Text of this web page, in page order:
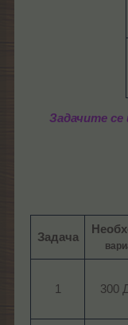
Задачите
Задача
1​ 300